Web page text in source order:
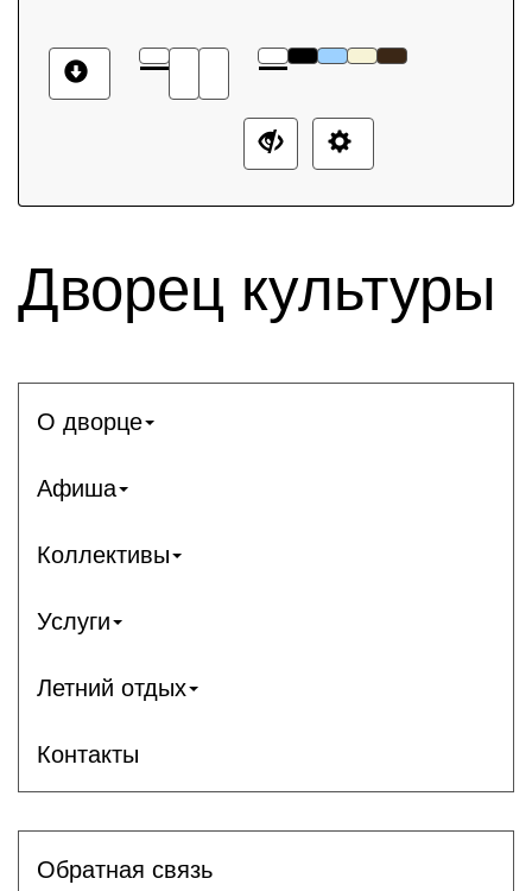
Дворец культуры
О дворце
Афиша
Коллективы
Услуги
Летний отдых
Контакты
Обратная связь